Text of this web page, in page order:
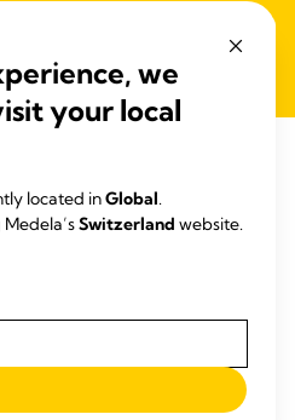
we
your local
located inGlobal.
Switzerland website.